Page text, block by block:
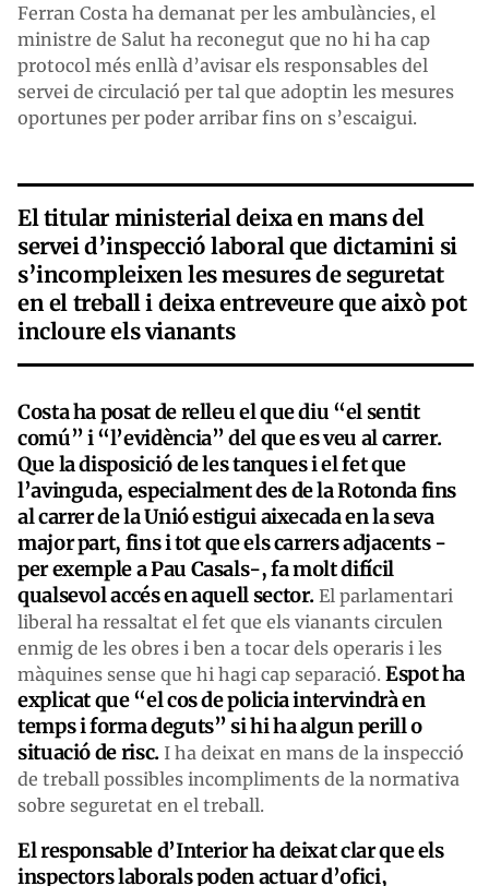
Ferran Costa ha demanat per les ambulàncies, el
ministre de Salut ha reconegut que no hi ha cap
protocol més enllà d’avisar els responsables del
servei de circulació per tal que adoptin les mesures
oportunes per poder arribar fins on s’escaigui.
El titular ministerial deixa en mans del
servei d’inspecció laboral que dictamini si
s’incompleixen les mesures de seguretat
en el treball i deixa entreveure que això pot
incloure els vianants
Costa ha posat de relleu el que diu “el sentit
comú” i “l’evidència” del que es veu al carrer.
Que la disposició de les tanques i el fet que
l’avinguda, especialment des de la Rotonda fins
al carrer de la Unió estigui aixecada en la seva
major part, fins i tot que els carrers adjacents -
per exemple a Pau Casals-, fa molt difícil
qualsevol accés en aquell sector. El parlamentari
liberal ha ressaltat el fet que els vianants circulen
enmig de les obres i ben a tocar dels operaris i les
màquines sense que hi hagi cap separació. Espot ha
explicat que “el cos de policia intervindrà en
temps i forma deguts” si hi ha algun perill o
situació de risc.I ha deixat en mans de la inspecció
de treball possibles incompliments de la normativa
sobre seguretat en el treball.
El responsable d’Interior ha deixat clar que els
inspectors laborals poden actuar d’ofici,